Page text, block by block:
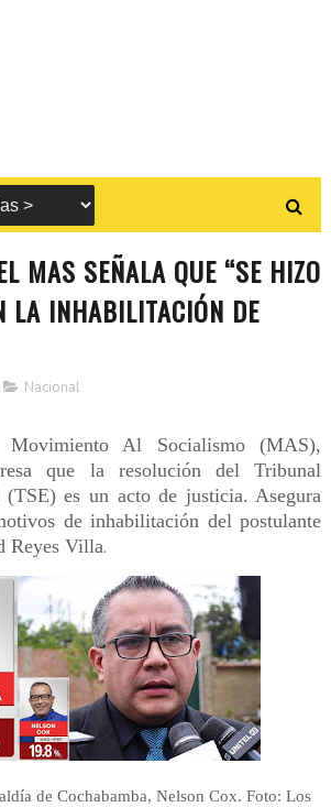
MAS SEÑALA QUE “SE HIZO
LA INHABILITACIÓN DE
Nacional
Al Socialismo (MAS),
que la resolución del Tribunal
(TSE) es un acto de justicia. Asegura
de inhabilitación del postulante
Reyes Villa.
de Cochabamba, Nelson Cox. Foto: Los